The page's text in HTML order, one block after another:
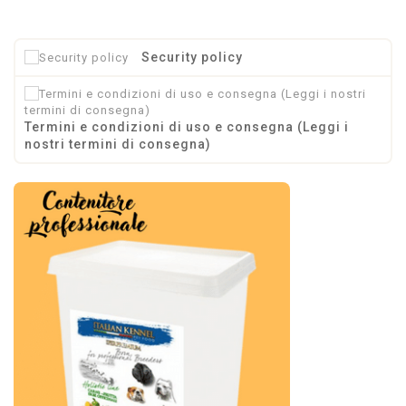
Security policy
Termini e condizioni di uso e consegna (Leggi i
nostri termini di consegna)